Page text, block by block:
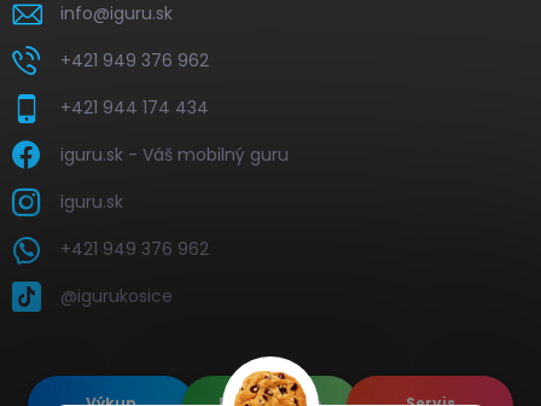
info@iguru.sk
+421 949 376 962
+421 944 174 434
iguru.sk - Váš mobilný guru
iguru.sk
+421 949 376 962
@igurukosice